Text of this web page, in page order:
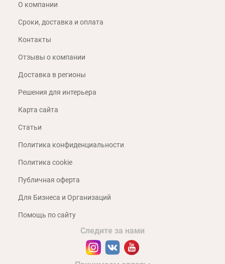
О компании
Сроки, доставка и оплата
Контакты
Отзывы о компании
Доставка в регионы
Решения для интерьера
Карта сайта
Статьи
Политика конфиденциальности
Политика cookie
Публичная оферта
Для Бизнеса и Организаций
Помощь по сайту
Следите за нами